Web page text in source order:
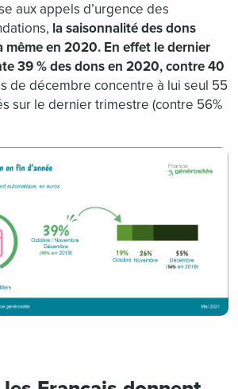
aux appels d’urgence des
la saisonnalité des dons
même en 2020. En effet le dernier
39 % des dons en 2020, contre 40
de décembre concentre à lui seul 55
sur le dernier trimestre (contre 56%